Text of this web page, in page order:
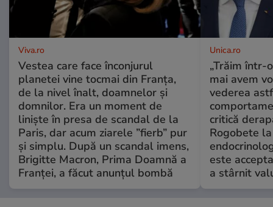
Viva.ro
Vestea care face înconjurul
planetei vine tocmai din Franța,
de la nivel înalt, doamnelor și
domnilor. Era un moment de
liniște în presa de scandal de la
Paris, dar acum ziarele ”fierb” pur
și simplu. După un scandal imens,
Brigitte Macron, Prima Doamnă a
Franței, a făcut anunțul bombă
Unica.ro
„Trăim într-
mai avem
vederea
critică
Rogobete
este
a stârnit